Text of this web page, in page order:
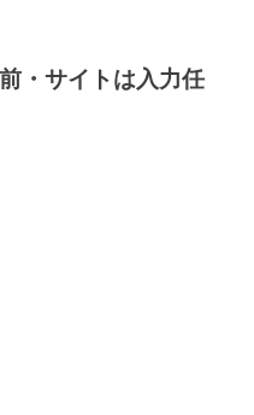
・サイトは入力任